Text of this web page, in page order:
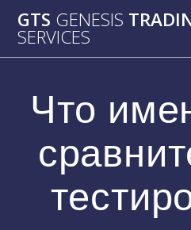
au
GTS GENESIS
SERVICES
Что